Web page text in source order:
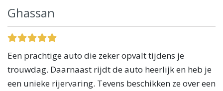
Ghassan
Een prachtige auto die zeker opvalt tijdens je
trouwdag. Daarnaast rijdt de auto heerlijk en heb je
een unieke rijervaring. Tevens beschikken ze over een